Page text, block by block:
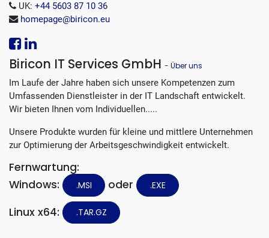
UK: +44 5603 87 10 36
homepage@biricon.eu
Biricon IT Services GmbH - Über uns
Im Laufe der Jahre haben sich unsere Kompetenzen zum
Umfassenden Dienstleister in der IT Landschaft entwickelt.
Wir bieten Ihnen vom Individuellen.....
Unsere Produkte wurden für kleine und mittlere Unternehmen
zur Optimierung der Arbeitsgeschwindigkeit entwickelt.
Fernwartung:
Windows:
.MSI oder .EXE
Linux x64: .TAR.GZ